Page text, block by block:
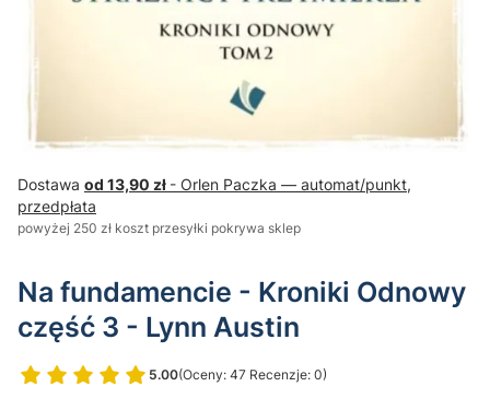
Dostawa od 13,90 zł - Orlen Paczka — automat/punkt,
przedpłata
powyżej 250 zł koszt przesyłki pokrywa sklep
Na fundamencie - Kroniki Odnowy
część 3 - Lynn Austin
5.00(Oceny: 47 Recenzje: 0)
Przejdź do sekcji Opinie